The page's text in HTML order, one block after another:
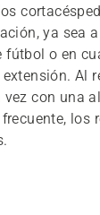
ya sea
fútbol o en
Al
vez con una
los